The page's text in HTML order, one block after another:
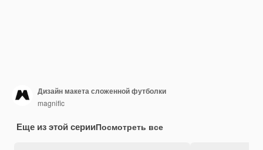
Дизайн макета сложенной футболки
magnific
Еще из этой серииПосмотреть все